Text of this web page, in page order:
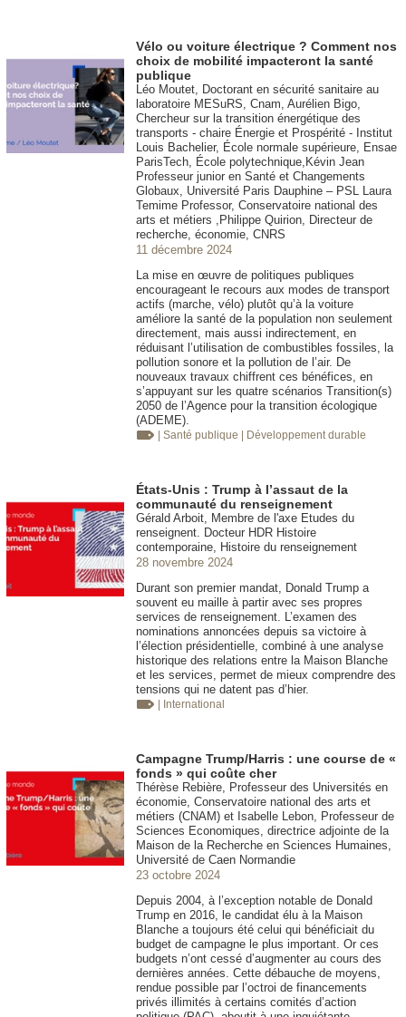
Vélo ou voiture électrique ? Comment nos
choix de mobilité impacteront la santé
publique
Léo Moutet, Doctorant en sécurité sanitaire au
laboratoire MESuRS, Cnam, Aurélien Bigo,
Chercheur sur la transition énergétique des
transports - chaire Énergie et Prospérité - Institut
Louis Bachelier, École normale supérieure, Ensae
ParisTech, École polytechnique,Kévin Jean
Professeur junior en Santé et Changements
Globaux, Université Paris Dauphine – PSL Laura
Temime Professor, Conservatoire national des
arts et métiers ,Philippe Quirion, Directeur de
recherche, économie, CNRS
11 décembre 2024
La mise en œuvre de politiques publiques
encourageant le recours aux modes de transport
actifs (marche, vélo) plutôt qu’à la voiture
améliore la santé de la population non seulement
directement, mais aussi indirectement, en
réduisant l’utilisation de combustibles fossiles, la
pollution sonore et la pollution de l’air. De
nouveaux travaux chiffrent ces bénéfices, en
s’appuyant sur les quatre scénarios Transition(s)
2050 de l’Agence pour la transition écologique
(ADEME).
| Santé publique | Développement durable
États-Unis : Trump à l’assaut de la
communauté du renseignement
Gérald Arboit, Membre de l'axe Etudes du
renseignent. Docteur HDR Histoire
contemporaine, Histoire du renseignement
28 novembre 2024
Durant son premier mandat, Donald Trump a
souvent eu maille à partir avec ses propres
services de renseignement. L’examen des
nominations annoncées depuis sa victoire à
l’élection présidentielle, combiné à une analyse
historique des relations entre la Maison Blanche
et les services, permet de mieux comprendre des
tensions qui ne datent pas d’hier.
| International
Campagne Trump/Harris : une course de «
fonds » qui coûte cher
Thérèse Rebière, Professeur des Universités en
économie, Conservatoire national des arts et
métiers (CNAM) et Isabelle Lebon, Professeur de
Sciences Economiques, directrice adjointe de la
Maison de la Recherche en Sciences Humaines,
Université de Caen Normandie
23 octobre 2024
Depuis 2004, à l’exception notable de Donald
Trump en 2016, le candidat élu à la Maison
Blanche a toujours été celui qui bénéficiait du
budget de campagne le plus important. Or ces
budgets n’ont cessé d’augmenter au cours des
dernières années. Cette débauche de moyens,
rendue possible par l’octroi de financements
privés illimités à certains comités d’action